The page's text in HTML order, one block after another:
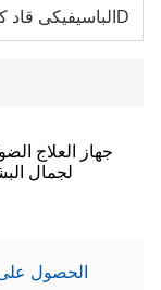
الباسيفيكى قاد كن-7000D
جهاز العلاج
لجمال
الحصول